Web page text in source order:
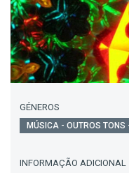
GÉNEROS
MÚSICA - OUTROS
INFORMAÇÃO ADICIONAL